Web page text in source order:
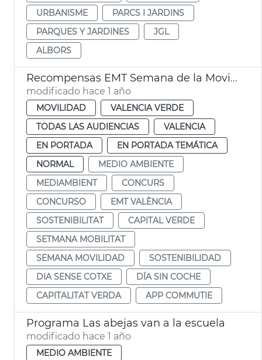
URBANISME
PARCS I JARDINS
PARQUES Y JARDINES
JGL
ALBORS
Recompensas EMT Semana de la Movilidad
modificado hace 1 año
MOVILIDAD
VALENCIA VERDE
TODAS LAS AUDIENCIAS
VALENCIA
EN PORTADA
EN PORTADA TEMÁTICA
NORMAL
MEDIO AMBIENTE
MEDIAMBIENT
CONCURS
CONCURSO
EMT VALÈNCIA
SOSTENIBILITAT
CAPITAL VERDE
SETMANA MOBILITAT
SEMANA MOVILIDAD
SOSTENIBILIDAD
DIA SENSE COTXE
DÍA SIN COCHE
CAPITALITAT VERDA
APP COMMUTIE
Programa Las abejas van a la escuela
modificado hace 1 año
MEDIO AMBIENTE